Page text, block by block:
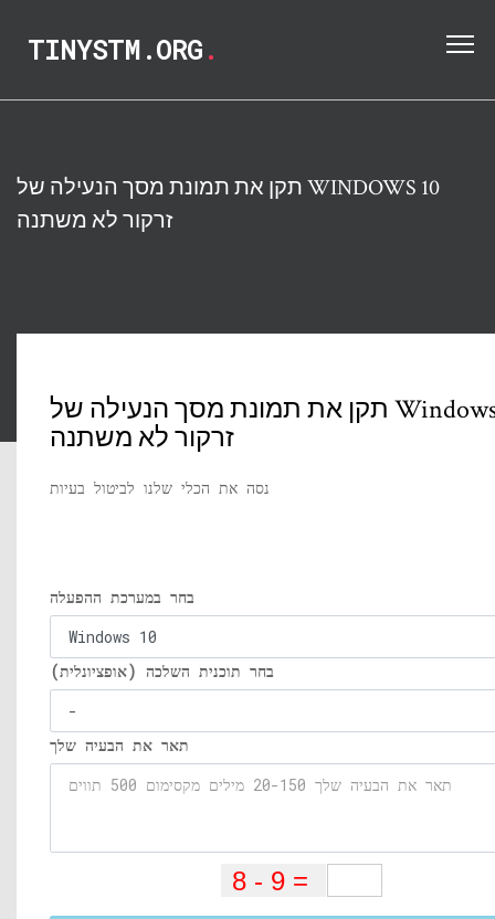
TINYSTM.ORG.
תקן את תמונת מסך הנעילה של WINDOWS 10
זרקור לא משתנה
תקן את תמונת מסך הנעילה של Windows 10
זרקור לא משתנה
נסה את הכלי שלנו לביטול בעיות
בחר במערכת ההפעלה
בחר תוכנית השלכה (אופציונלית)
תאר את הבעיה שלך